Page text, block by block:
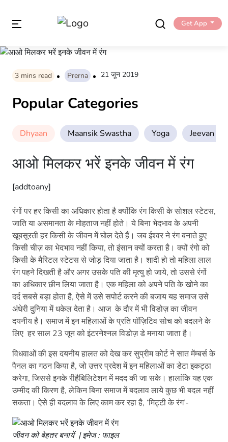
Get App
3 mins read Prerna 21 जून 2019
Popular Categories
Dhyaan Maansik Swastha Yoga Jeevan
आओ मिलकर भरें इनके जीवन में रंग
[addtoany]
रंगों पर हर किसी का अधिकार होता है क्योंकि रंग किसी के सोशल स्टेटस,
जाति या असमानता के मोहताज नहीं होते। ये बिना भेदभाव के अपनी
खूबसूरती हर किसी के जीवन में घोल देते हैं। जब ईश्वर ने रंग बनाते हुए
किसी चीज़ का भेदभाव नहीं किया, तो इंसान क्यों करता है। क्यों रंगो को
किसी के मैरिटल स्टेटस से जोड़ दिया जाता है। शादी हो तो महिला लाल
रंग पहने दिखती है और अगर उसके पति की मृत्यु हो जाये, तो उससे रंगों
का अधिकार छीन लिया जाता है। एक महिला को अपने पति के खोने का
दर्द सबसे बड़ा होता है, ऐसे में उसे सपोर्ट करने की बजाय यह समाज उसे
अंधेरी दुनिया में धकेल देता है। आज के दौर में भी विडोज़ का जीवन
दयनीय है। समाज में इन महिलाओं के प्रति पॉज़िटिव सोच को बदलने के
लिए हर साल 23 जून को इंटरनेश्नल विडोज़ डे मनाया जाता है।
विधवाओं की इस दयनीय हालत को देख कर सुप्रीम कोर्ट ने सात मेंम्बर्स के
पैनल का गठन किया है, जो उत्तर प्रदेश में इन महिलाओं का डेटा इकट्ठा
करेगा, जिससे इनके रीहैबिलिटेशन में मदद की जा सके। हालांकि यह एक
उम्मीद की किरण है, लेकिन बिना समाज में बदलाव लाये कुछ भी बदल नहीं
सकता। ऐसे ही बदलाव के लिए काम कर रहा है, ‘मिट्टी के रंग’-
जीवन को बेहतर बनायें | इमेज : फाइल